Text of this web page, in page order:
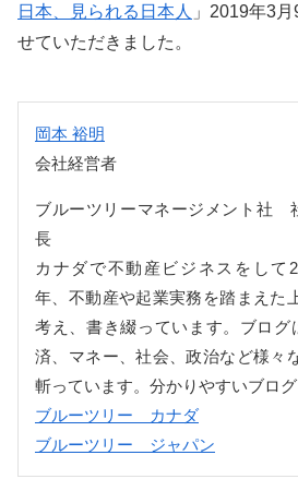
日本、見られる日本人 」2019年3
せていただきました。
岡本 裕明
会社経営者
ブルーツリーマネージメント社
長
カナダで不動産ビジネスをして
年、不動産や起業実務を踏まえた
考え、書き綴っています。ブログ
済、マネー、社会、政治など様々
斬っています。分かりやすいブログ
ブルーツリー カナダ
ブルーツリー ジャパン